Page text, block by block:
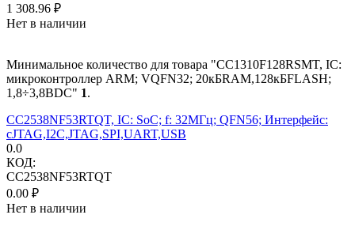
1 308.96 ₽
Нет в наличии
Минимальное количество для товара "CC1310F128RSMT, IC:
микроконтроллер ARM; VQFN32; 20кБRAM,128кБFLASH;
1,8÷3,8ВDC" 1.
CC2538NF53RTQT, IC: SoC; f: 32МГц; QFN56; Интерфейс:
cJTAG,I2C,JTAG,SPI,UART,USB
0.0
КОД:
CC2538NF53RTQT
0.00 ₽
Нет в наличии